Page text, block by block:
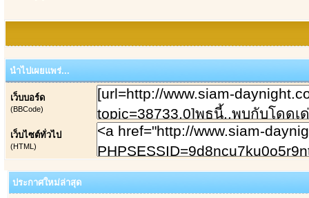
นำไปเผยแพร่...
เว็บบอร์ด
(BBCode)
เว็บไซต์ทั่วไป
(HTML)
ประกาศใหม่ล่าสุด